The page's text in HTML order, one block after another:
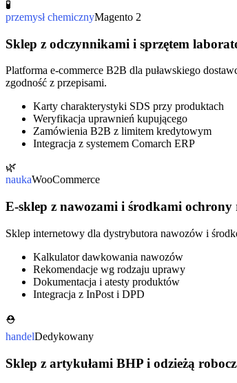
🧪
przemysł chemicznyMagento 2
Sklep z odczynnikami i sprzętem
Platforma e-commerce B2B dla puławskiego
zgodność z przepisami.
Karty charakterystyki SDS przy produktach
Weryfikacja uprawnień kupującego
Zamówienia B2B z limitem kredytowym
Integracja z systemem Comarch ERP
🌿
naukaWooCommerce
E-sklep z nawozami i środkami ochrony
Sklep internetowy dla dystrybutora nawozów i
Kalkulator dawkowania nawozów
Rekomendacje wg rodzaju uprawy
Dokumentacja i atesty produktów
Integracja z InPost i DPD
⛑️
handelDedykowany
Sklep z artykułami BHP i odzieżą